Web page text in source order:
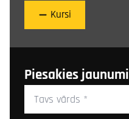
Kursi
Piesakies
Tavs
vārds
*